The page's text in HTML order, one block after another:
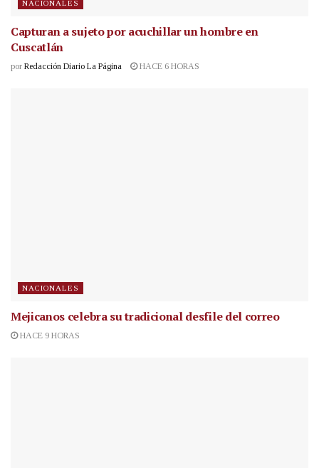
NACIONALES
Capturan a sujeto por acuchillar un hombre en
Cuscatlán
por Redacción Diario La Página HACE 6 HORAS
NACIONALES
Mejicanos celebra su tradicional desfile del correo
HACE 9 HORAS